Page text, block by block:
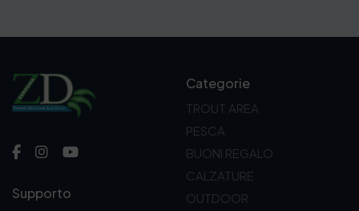
Supporto
Categorie
TROUT AREA
PESCA
BUONI REGALO
CALZATURE
OUTDOOR